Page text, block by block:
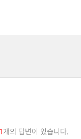
1 개의 답변이 있습니다.